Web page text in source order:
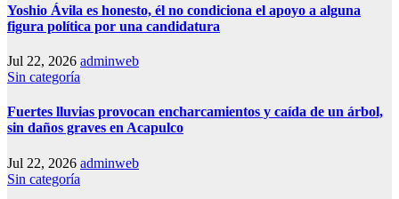
Yoshio Ávila es honesto, él no condiciona el apoyo a alguna
figura política por una candidatura
Jul 22, 2026 adminweb
Sin categoría
Fuertes lluvias provocan encharcamientos y caída de un árbol,
sin daños graves en Acapulco
Jul 22, 2026 adminweb
Sin categoría